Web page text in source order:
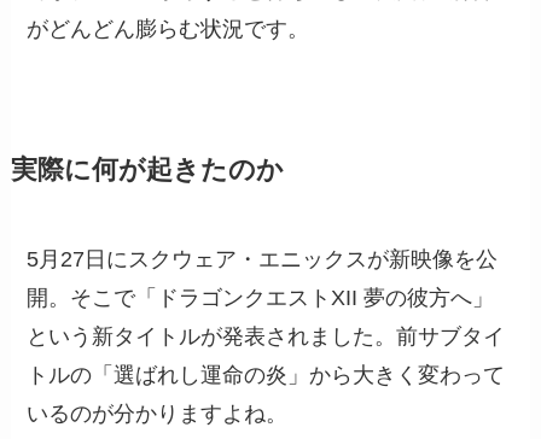
がどんどん膨らむ状況です。
実際に何が起きたのか
5月27日にスクウェア・エニックスが新映像を公
開。そこで「ドラゴンクエストXII 夢の彼方へ」
という新タイトルが発表されました。前サブタイ
トルの「選ばれし運命の炎」から大きく変わって
いるのが分かりますよね。